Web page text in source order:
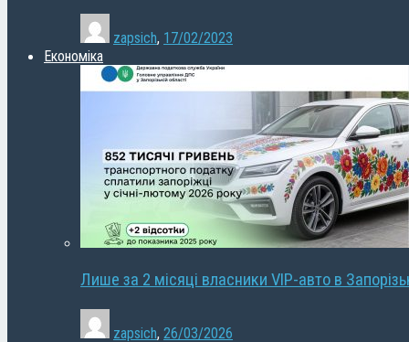
zapsich, 17/02/2023
Економіка
Лише за 2 місяці власники VIP-авто в
zapsich, 26/03/2026